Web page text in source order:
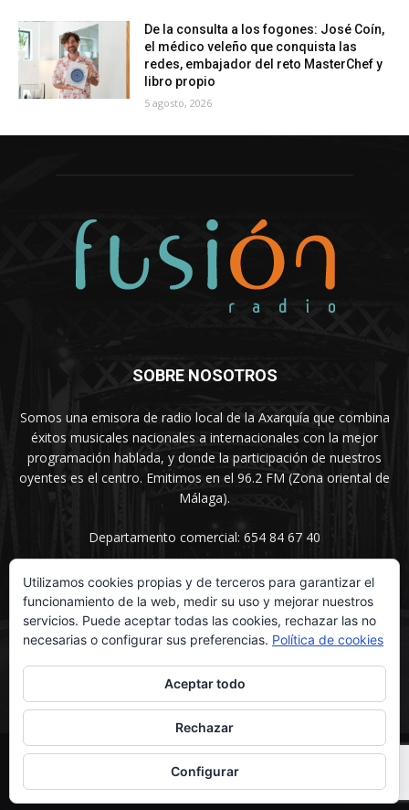
De la consulta a los fogones: José Coín,
el médico veleño que conquista las
redes, embajador del reto MasterChef y
libro propio
5 agosto, 2026
SOBRE NOSOTROS
Somos una emisora de radio local de la Axarquía que combina
éxitos musicales nacionales a internacionales con la mejor
programación hablada, y donde la participación de nuestros
oyentes es el centro. Emitimos en el 96.2 FM (Zona oriental de
Málaga).
Departamento comercial: 654 84 67 40
SÍGUENOS
© UNIMEDIOS - Agencia de Marketing en Vélez-Málaga 2026
Inicio Secciones La voz del sentimiento Contacta
Utilizamos cookies propias y de terceros para garantizar el
funcionamiento de la web, medir su uso y mejorar nuestros
servicios. Puede aceptar todas las cookies, rechazar las no
necesarias o configurar sus preferencias. Política de cookies
Aceptar todo
Rechazar
Configurar